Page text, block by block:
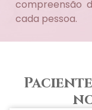
compreensão
cada pessoa.